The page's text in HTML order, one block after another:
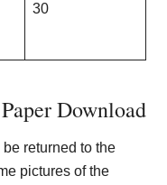
30
Download
returned to the
pictures of the